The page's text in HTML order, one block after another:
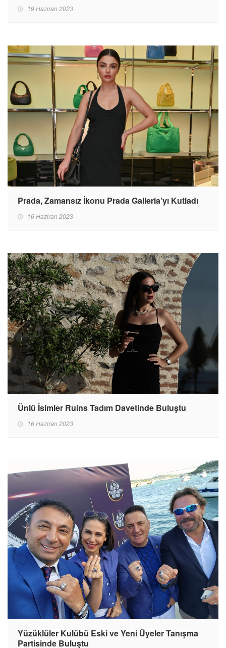
19 Haziran 2023
Prada, Zamansız İkonu Prada Galleria’yı Kutladı
16 Haziran 2023
Ünlü İsimler Ruins Tadım Davetinde Buluştu
16 Haziran 2023
Yüzüklüler Kulübü Eski ve Yeni Üyeler Tanışma
Partisinde Buluştu